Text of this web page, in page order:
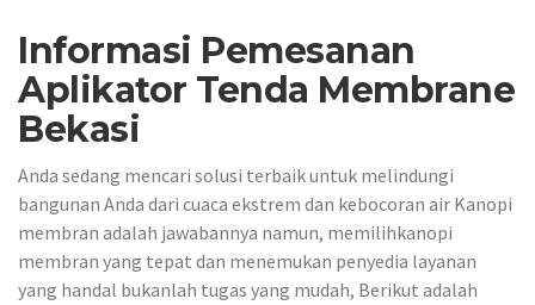
Informasi Pemesanan
Aplikator Tenda Membrane
Bekasi
Anda sedang mencari solusi terbaik untuk melindungi
bangunan Anda dari cuaca ekstrem dan kebocoran air Kanopi
membran adalah jawabannya namun, memilihkanopi
membran yang tepat dan menemukan penyedia layanan
yang handal bukanlah tugas yang mudah, Berikut adalah